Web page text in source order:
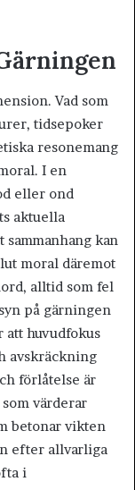
Vad som
tidsepoker
resonemang
I en
eller ond
aktuella
kan
moral däremot
alltid som fel
på gärningen
att huvudfokus
avskräckning
förlåtelse är
värderar
betonar vikten
efter allvarliga
i